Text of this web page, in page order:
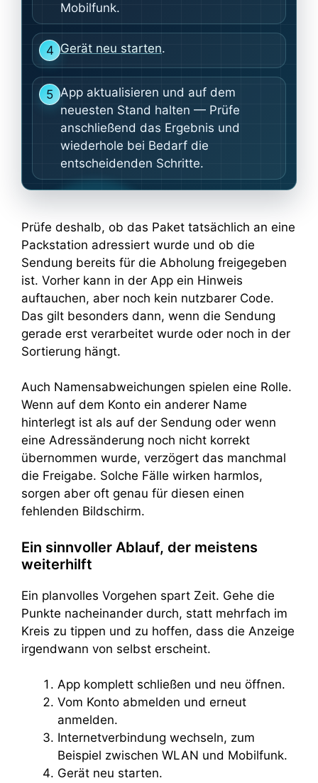
Mobilfunk.
4 Gerät neu starten.
5 App aktualisieren und auf dem
neuesten Stand halten — Prüfe
anschließend das Ergebnis und
wiederhole bei Bedarf die
entscheidenden Schritte.
Prüfe deshalb, ob das Paket tatsächlich an eine
Packstation adressiert wurde und ob die
Sendung bereits für die Abholung freigegeben
ist. Vorher kann in der App ein Hinweis
auftauchen, aber noch kein nutzbarer Code.
Das gilt besonders dann, wenn die Sendung
gerade erst verarbeitet wurde oder noch in der
Sortierung hängt.
Auch Namensabweichungen spielen eine Rolle.
Wenn auf dem Konto ein anderer Name
hinterlegt ist als auf der Sendung oder wenn
eine Adressänderung noch nicht korrekt
übernommen wurde, verzögert das manchmal
die Freigabe. Solche Fälle wirken harmlos,
sorgen aber oft genau für diesen einen
fehlenden Bildschirm.
Ein sinnvoller Ablauf, der meistens
weiterhilft
Ein planvolles Vorgehen spart Zeit. Gehe die
Punkte nacheinander durch, statt mehrfach im
Kreis zu tippen und zu hoffen, dass die Anzeige
irgendwann von selbst erscheint.
App komplett schließen und neu öffnen.
Vom Konto abmelden und erneut
anmelden.
Internetverbindung wechseln, zum
Beispiel zwischen WLAN und Mobilfunk.
Gerät neu starten.